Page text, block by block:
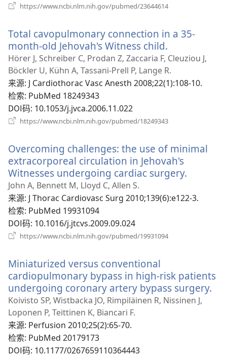
https://www.ncbi.nlm.nih.gov/pubmed/23644614
窗
Total cavopulmonary connection in a 35-
month-old Jehovah's Witness child.
开
新
窗
Hörer J, Schreiber C, Prodan Z, Zaccaria F, Cleuziou J,
Böckler U, Kühn A, Tassani-Prell P, Lange R.
来源‎: J Cardiothorac Vasc Anesth 2008;22(1):108-10.
检索‎: PubMed 18249343
DOI码‎: 10.1053/j.jvca.2006.11.022
https://www.ncbi.nlm.nih.gov/pubmed/18249343
窗
口）
Overcoming challenges: the use of minimal
extracorporeal circulation in Jehovah's
Witnesses undergoing cardiac surgery.
新
John A, Bennett M, Lloyd C, Allen S.
来源‎: J Thorac Cardiovasc Surg 2010;139(6):e122-3.
检索‎: PubMed 19931094
DOI码‎: 10.1016/j.jtcvs.2009.09.024
https://www.ncbi.nlm.nih.gov/pubmed/19931094
口）
Miniaturized versus conventional
cardiopulmonary bypass in high-risk patients
undergoing coronary artery bypass surgery.
Koivisto SP, Wistbacka JO, Rimpiläinen R, Nissinen J,
Loponen P, Teittinen K, Biancari F.
来源‎: Perfusion 2010;25(2):65-70.
检索‎: PubMed 20179173
DOI码‎: 10.1177/0267659110364443